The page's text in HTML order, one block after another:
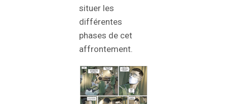
situer les
différentes
phases de cet
affrontement.